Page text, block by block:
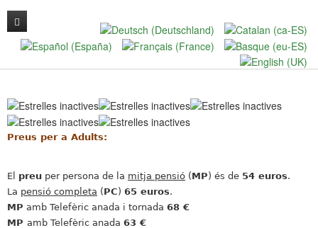
Preus per a Adults:
El preu per persona de la mitja pensió (MP) és de 54 euros.
La pensió completa (PC) 65 euros.
MP amb Telefèric anada i tornada 68 €
MP amb Telefèric anada 63 €
L'ALBERG
L'ESMORZAR
LES RECEPTES DE L'ALBERG VALL FOSCA
Contacte
Descobreix Vall Fosca
Ofertes i paquets